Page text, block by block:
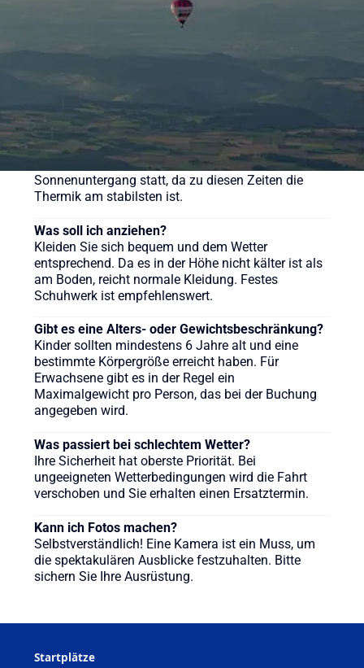
sehen Sie sich gerne auf der Webseite um.
90 Minuten, das gesamte Erlebnis inklusive
Vorbereitung und Taufe dauert ca. 3-4 Stunden.
Wann ist die beste Zeit für eine Ballonfahrt?
Ballonfahrten finden meist früh morgens nach
Sonnenaufgang oder am späten Nachmittag vor
Sonnenuntergang statt, da zu diesen Zeiten die
Thermik am stabilsten ist.
Was soll ich anziehen?
Kleiden Sie sich bequem und dem Wetter
entsprechend. Da es in der Höhe nicht kälter ist als
am Boden, reicht normale Kleidung. Festes
Schuhwerk ist empfehlenswert.
Gibt es eine Alters- oder Gewichtsbeschränkung?
Kinder sollten mindestens 6 Jahre alt und eine
bestimmte Körpergröße erreicht haben. Für
Erwachsene gibt es in der Regel ein
Maximalgewicht pro Person, das bei der Buchung
angegeben wird.
Was passiert bei schlechtem Wetter?
Ihre Sicherheit hat oberste Priorität. Bei
ungeeigneten Wetterbedingungen wird die Fahrt
verschoben und Sie erhalten einen Ersatztermin.
Kann ich Fotos machen?
Selbstverständlich! Eine Kamera ist ein Muss, um
die spektakulären Ausblicke festzuhalten. Bitte
sichern Sie Ihre Ausrüstung.
Startplätze